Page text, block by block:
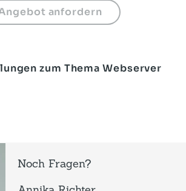
zum Thema Webserver
Noch Fragen?